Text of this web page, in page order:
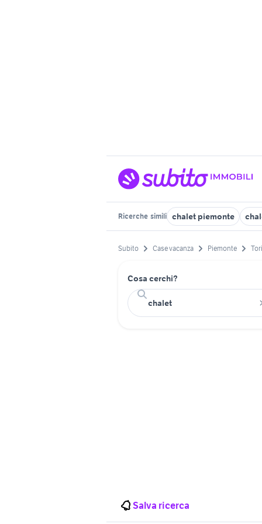
Ricerche simili chalet piemonte
Subito Case vacanza Piemonte
Cosa cerchi?
Salva ricerca